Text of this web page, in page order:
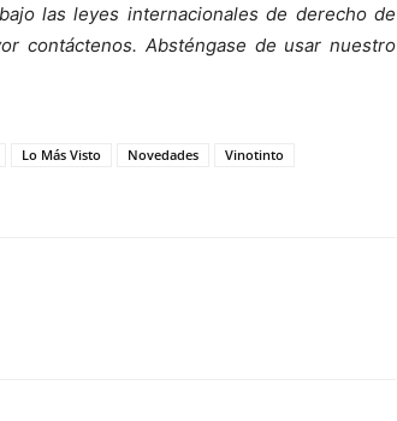
las leyes internacionales de derecho de
contáctenos. Absténgase de usar nuestro
Lo Más Visto Novedades
Vinotinto